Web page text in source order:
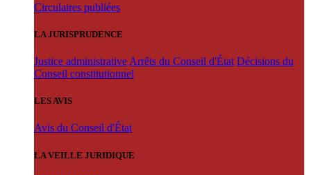
Circulaires publiées
LA JURISPRUDENCE
Justice administrative Arrêts du Conseil d'État Décisions du
Conseil constitutionnel
LES AVIS
Avis du Conseil d'État
LA VEILLE JURIDIQUE